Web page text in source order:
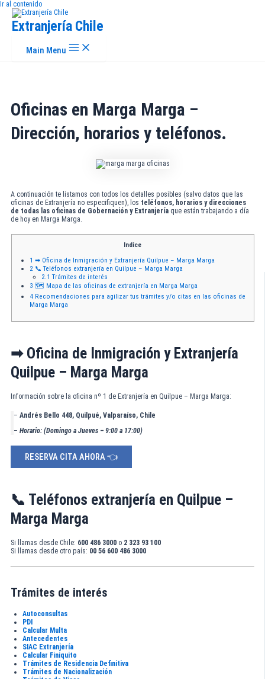
Ir al contenido
Extranjería Chile
Main Menu
Oficinas en Marga Marga –
Dirección, horarios y teléfonos.
A continuación te listamos con todos los detalles posibles (salvo datos que las
oficinas de Extranjería no especifiquen), los teléfonos, horarios y direcciones
de todas las oficinas de Gobernación y Extranjería que están trabajando a día
de hoy en Marga Marga.
Indice
1 ➡ Oficina de Inmigración y Extranjería Quilpue – Marga Marga
2 📞 Teléfonos extranjería en Quilpue – Marga Marga
2.1 Trámites de interés
3 🗺️ Mapa de las oficinas de extranjería en Marga Marga
4Recomendaciones para agilizar tus trámites y/o citas en las oficinas de
Marga Marga
➡ Oficina de Inmigración y Extranjería
Quilpue – Marga Marga
Información sobre la oficina nº 1 de Extranjería en Quilpue – Marga Marga:
– Andrés Bello 448, Quilpué, Valparaíso, Chile
–Horario:(Domingo a Jueves – 9:00 a 17:00)
RESERVA CITA AHORA 👈
📞 Teléfonos extranjería en Quilpue –
Marga Marga
Si llamas desde Chile: 600 486 3000 o 2 323 93 100
Si llamas desde otro país: 00 56 600 486 3000
Trámites de interés
Autoconsultas
PDI
Calcular Multa
Antecedentes
SIAC Extranjería
Calcular Finiquito
Trámites de Residencia Definitiva
Trámites de Nacionalización